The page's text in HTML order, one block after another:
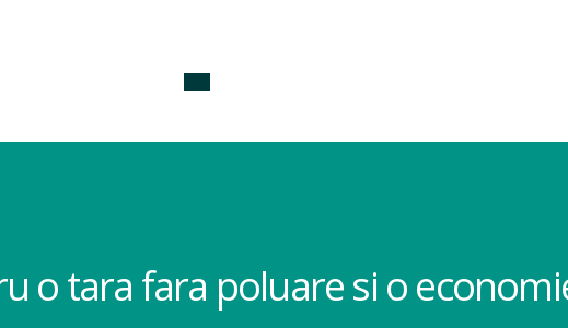
o tara fara poluare si o